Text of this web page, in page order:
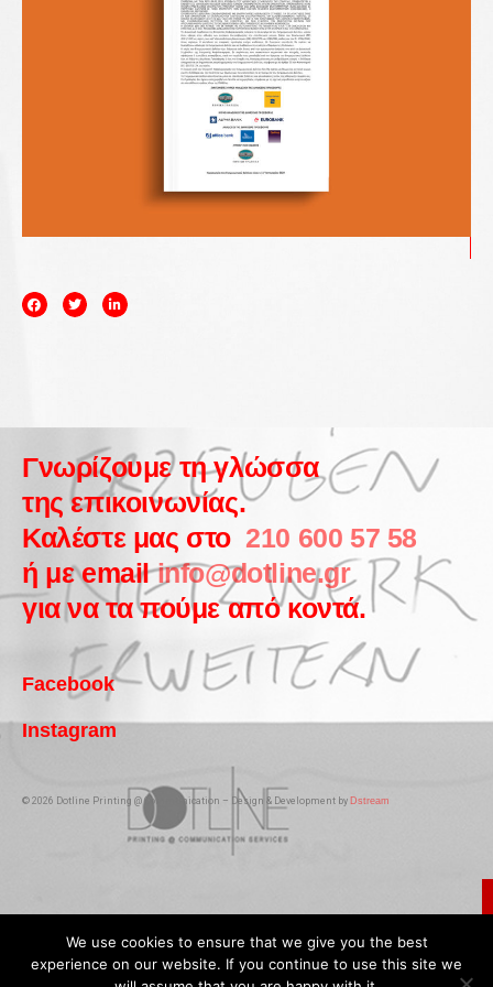
Γνωρίζουμε τη γλώσσα
της επικοινωνίας.
Καλέστε μας στο 210 600 57 58
ή με emailinfo@dotline.gr
για να τα πούμε από κοντά.
Facebook
Instagram
© 2026 Dotline Printing @ Communication – Design & Development by Dstream
We use cookies to ensure that we give you the best
experience on our website. If you continue to use this site we